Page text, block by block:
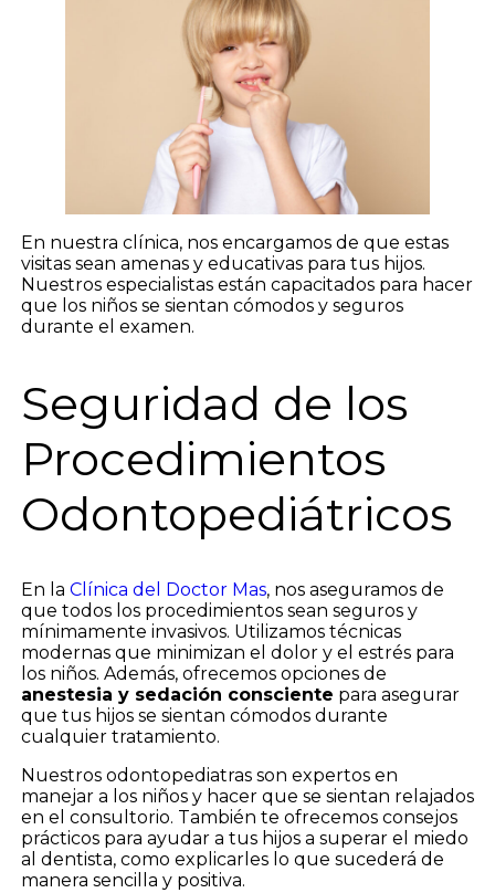
En nuestra clínica, nos encargamos de que estas
visitas sean amenas y educativas para tus hijos.
Nuestros especialistas están capacitados para hacer
que los niños se sientan cómodos y seguros
durante el examen.
Seguridad de los
Procedimientos
Odontopediátricos
En la Clínica del Doctor Mas, nos aseguramos de
que todos los procedimientos sean seguros y
mínimamente invasivos. Utilizamos técnicas
modernas que minimizan el dolor y el estrés para
los niños. Además, ofrecemos opciones de
anestesia y sedación consciente para asegurar
que tus hijos se sientan cómodos durante
cualquier tratamiento.
Nuestros odontopediatras son expertos en
manejar a los niños y hacer que se sientan relajados
en el consultorio. También te ofrecemos consejos
prácticos para ayudar a tus hijos a superar el miedo
al dentista, como explicarles lo que sucederá de
manera sencilla y positiva.